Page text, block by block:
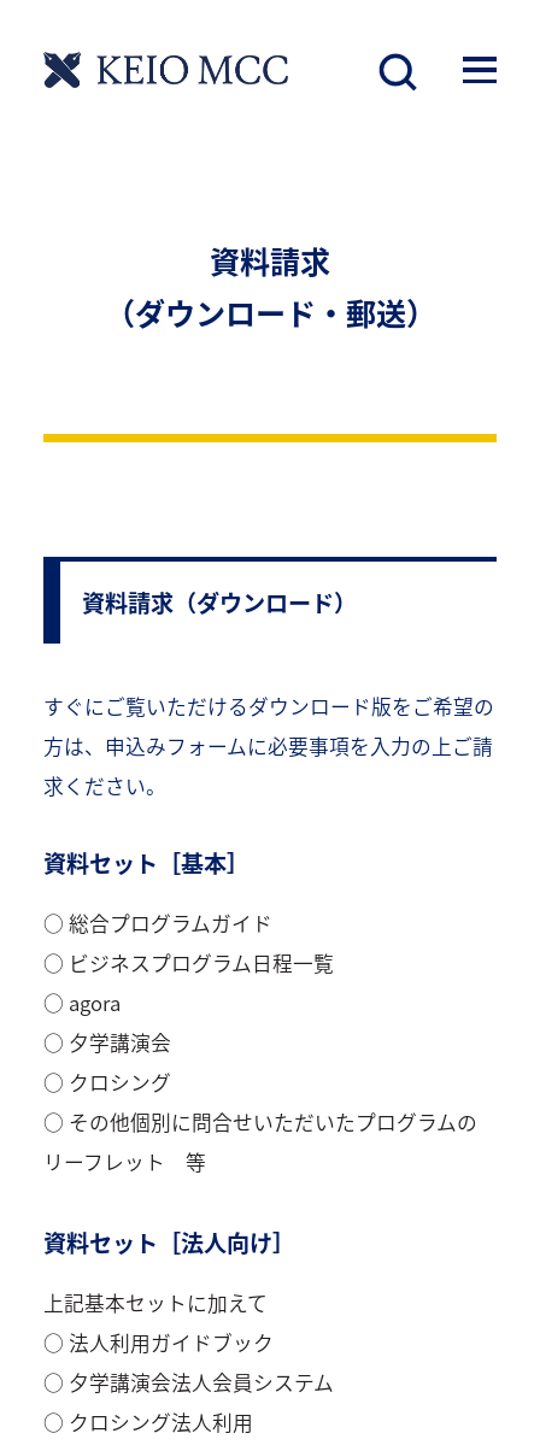
資料請求
（ダウンロード・郵送）
資料請求（ダウンロード）
すぐにご覧いただけるダウンロード版をご希望の
方は、申込みフォームに必要事項を入力の上ご請
求ください。
資料セット［基本］
○ 総合プログラムガイド
○ ビジネスプログラム日程一覧
○ agora
○ 夕学講演会
○ クロシング
○ その他個別に問合せいただいたプログラムの
リーフレット 等
資料セット［法人向け］
上記基本セットに加えて
○ 法人利用ガイドブック
○ 夕学講演会法人会員システム
○ クロシング法人利用